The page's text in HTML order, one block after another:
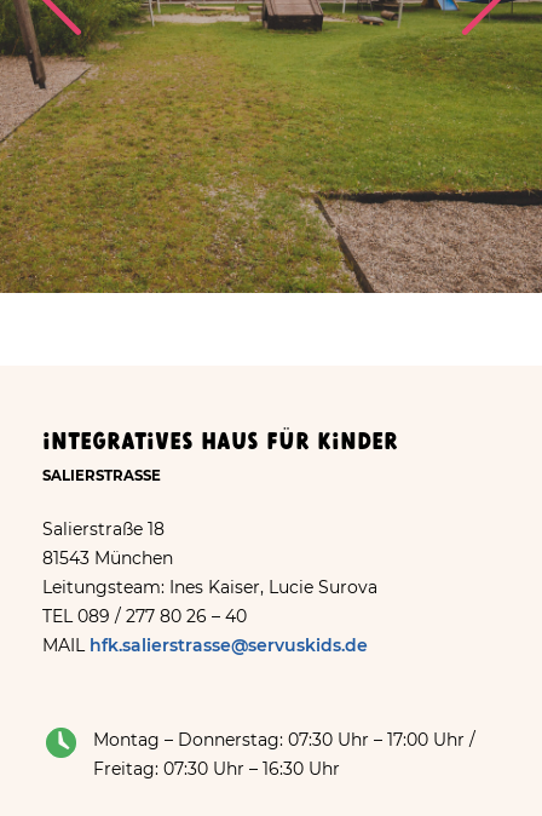
Integratives Haus für Kinder
SALIERSTRASSE
Salierstraße 18
81543 München
Leitungsteam: Ines Kaiser, Lucie Surova
TEL 089 / 277 80 26 – 40
MAIL hfk.salierstrasse@servuskids.de
Montag – Donnerstag: 07:30 Uhr – 17:00 Uhr /
Freitag: 07:30 Uhr – 16:30 Uhr